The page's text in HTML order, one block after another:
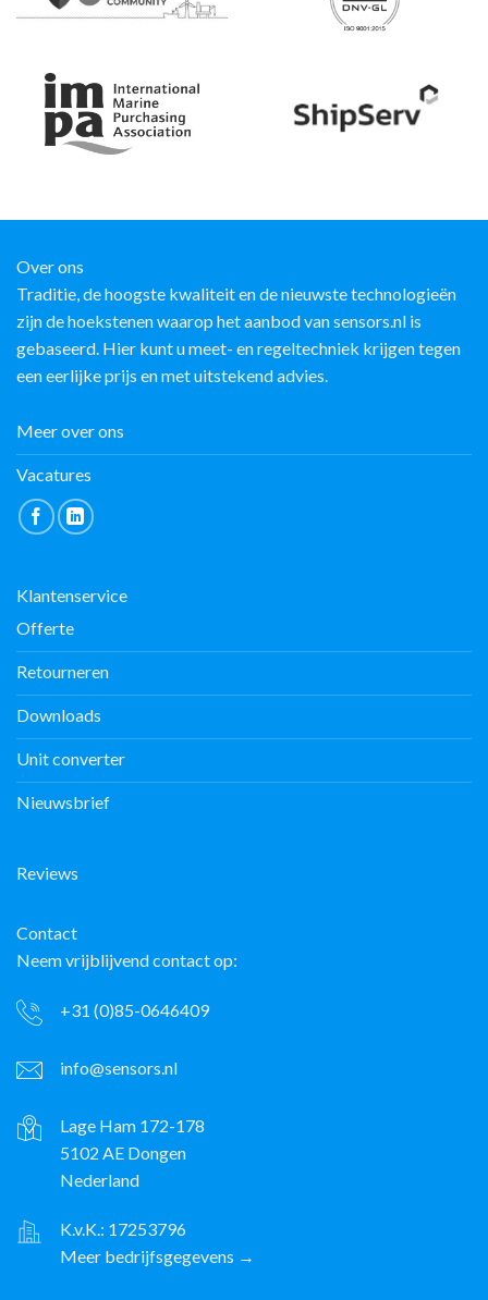
Over ons
Traditie, de hoogste kwaliteit en de nieuwste technologieën
zijn de hoekstenen waarop het aanbod van sensors.nl is
gebaseerd. Hier kunt u meet- en regeltechniek krijgen tegen
een eerlijke prijs en met uitstekend advies.
Meer over ons
Vacatures
Klantenservice
Offerte
Retourneren
Downloads
Unit converter
Nieuwsbrief
Reviews
Contact
Neem vrijblijvend contact op:
+31 (0)85-0646409
info@sensors.nl
Lage Ham 172-178
5102 AE Dongen
Nederland
K.v.K.: 17253796
Meer bedrijfsgegevens →